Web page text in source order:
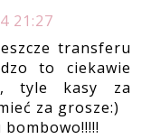
21:27
transferu
to ciekawie
tyle kasy za
za grosze:)